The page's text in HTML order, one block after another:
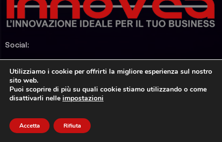
Social:
LinkedIn
Utilizziamo i cookie per offrirti la migliore esperienza sul nostro
sito web.
Puoi scoprire di più su quali cookie stiamo utilizzando o come
disattivarli nelle impostazioni
Accetta Rifiuta